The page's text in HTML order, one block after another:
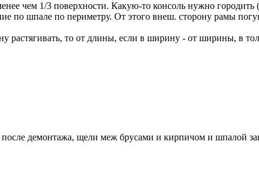
чем 1/3 поверхности. Какую-то консоль нужно городить
по шпале по периметру. От этого внеш. сторону рамы
растягивать, то от длины, если в ширину - от ширины, в
демонтажа, щели меж брусами и кирпичом и шпалой